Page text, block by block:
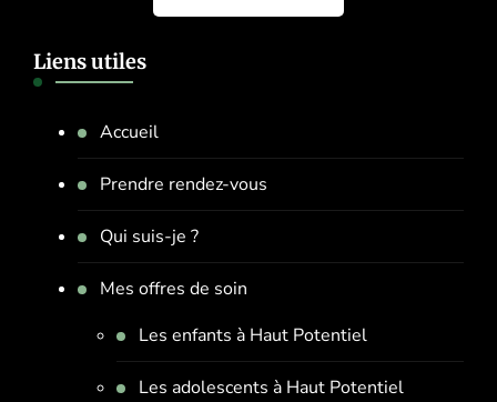
Liens utiles
Accueil
Prendre rendez-vous
Qui suis-je ?
Mes offres de soin
Les enfants à Haut Potentiel
Les adolescents à Haut Potentiel